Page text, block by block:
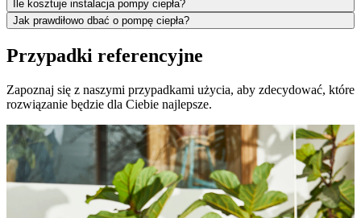
Ile kosztuje instalacja pompy ciepła?
Jak prawdiłowo dbać o pompę ciepła?
Przypadki referencyjne
Zapoznaj się z naszymi przypadkami użycia, aby zdecydować, które
rozwiązanie będzie dla Ciebie najlepsze.